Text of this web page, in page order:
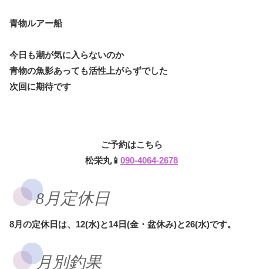
青物ルアー船
今日も潮が気に入らないのか
青物の魚影あっても活性上がらずでした
次回に期待です
ご予約はこちら
松栄丸📱 090-4064-2678
8月定休日
8月の定休日は、12(水)と14日(金・盆休み)と26(水)です。
月別釣果